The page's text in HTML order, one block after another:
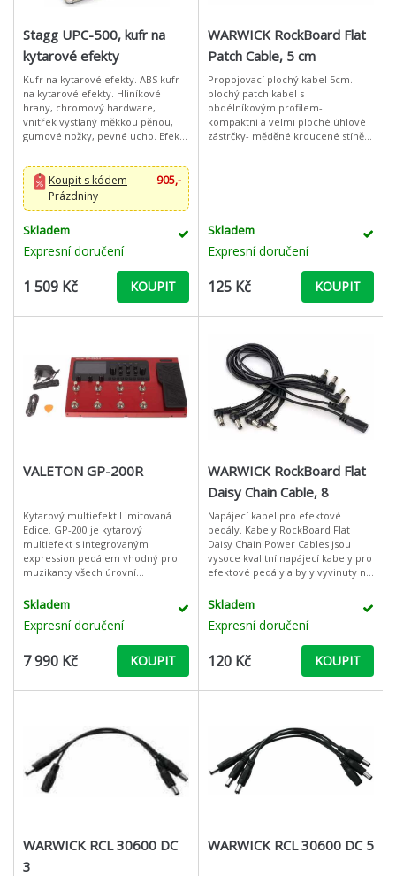
Stagg UPC-500, kufr na
kytarové efekty
Kufr na kytarové efekty. ABS kufr
na kytarové efekty. Hliníkové
hrany, chromový hardware,
vnitřek vystlaný měkkou pěnou,
gumové nožky, pevné ucho. Efekty
přiloženými velcro pásky. Vnit
Koupit s kódem
905,-
Prázdniny
Skladem
Expresní doručení
1 509 Kč KOUPIT
WARWICK RockBoard Flat
Patch Cable, 5 cm
Propojovací plochý kabel 5cm. -
plochý patch kabel s
obdélníkovým profilem-
kompaktní a velmi ploché úhlové
zástrčky- měděné kroucené stínění
Skladem
Expresní doručení
125 Kč KOUPIT
VALETON GP-200R
Kytarový multiefekt Limitovaná
Edice. GP-200 je kytarový
multiefekt s integrovaným
expression pedálem vhodný pro
muzikanty všech úrovní
pokročilých modelingových
Skladem
Expresní doručení
7 990 Kč KOUPIT
WARWICK RockBoard Flat
Daisy Chain Cable, 8
Outputs, Angled
Napájecí kabel pro efektové
pedály. Kabely RockBoard Flat
Daisy Chain Power Cables jsou
vysoce kvalitní napájecí kabely pro
efektové pedály a byly vyvinuty na
Cables. Jejich super kompakt
Skladem
Expresní doručení
120 Kč KOUPIT
WARWICK RCL 30600 DC
3
WARWICK RCL 30600 DC 5